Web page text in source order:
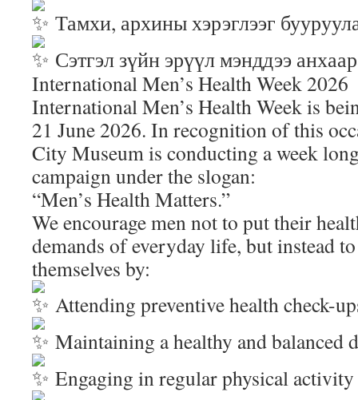
Тамхи, архины хэрэглээг
Сэтгэл зүйн эрүүл мэнддээ
International Men’s Health Week 2026
International Men’s Health Week is
21 June 2026. In recognition of this
City Museum is conducting a week
campaign under the slogan:
“Men’s Health Matters.”
We encourage men not to put their
demands of everyday life, but instead
themselves by:
Attending preventive health check-
Maintaining a healthy and balanced
Engaging in regular physical activity